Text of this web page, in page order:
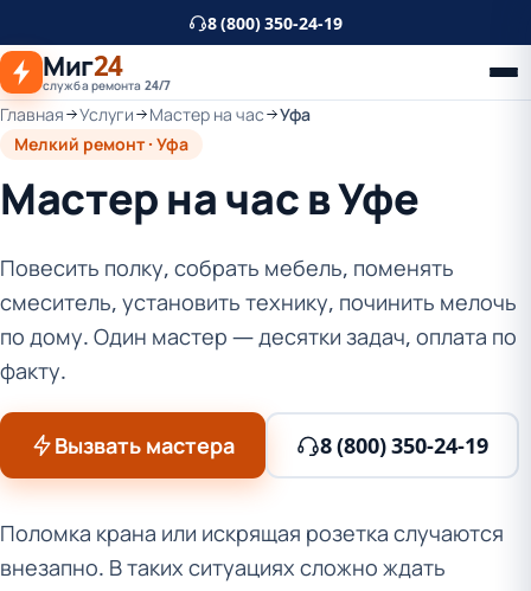
основному
контенту
8 (800) 350-24-19
Миг24
служба ремонта 24/7
Главная Услуги Мастер на час
Уфа
Мелкий ремонт · Уфа
Мастер на час в Уфе
Повесить полку, собрать мебель, поменять
смеситель, установить технику, починить мелочь
по дому. Один мастер — десятки задач, оплата по
факту.
Вызвать мастера 8 (800) 350-24-19
Поломка крана или искрящая розетка случаются
внезапно. В таких ситуациях сложно ждать